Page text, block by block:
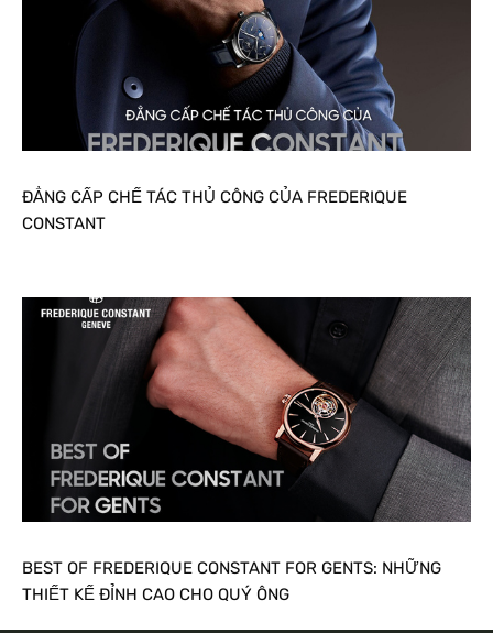
ĐẲNG CẤP CHẾ TÁC THỦ CÔNG CỦA FREDERIQUE
CONSTANT
BEST OF FREDERIQUE CONSTANT FOR GENTS: NHỮNG
THIẾT KẾ ĐỈNH CAO CHO QUÝ ÔNG